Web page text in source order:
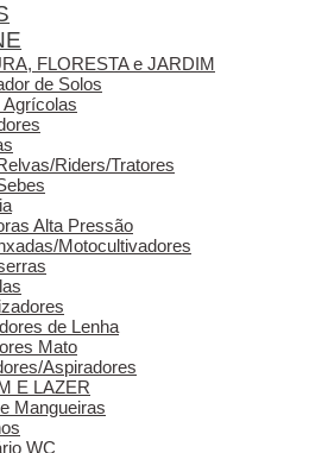
FLORESTA e JARDIM
de Solos
Agrícolas
Riders/Tratores
Alta Pressão
Motocultivadores
de Lenha
Mato
Aspiradores
E LAZER
Mangueiras
WC